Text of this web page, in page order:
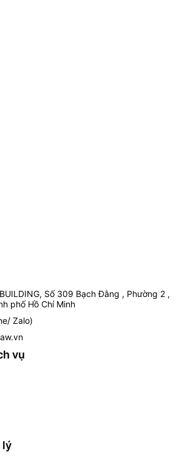
Số 309 Bạch Đằng , Phường 2 ,
phố Hồ Chí Minh
Zalo)
vụ
lý